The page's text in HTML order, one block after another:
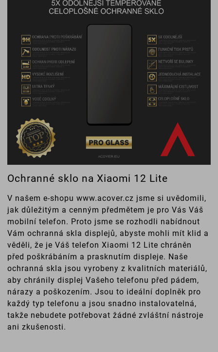
Ochranné sklo na Xiaomi 12 Lite
V našem e-shopu www.acover.cz jsme si uvědomili,
jak důležitým a cenným předmětem je pro Vás Váš
mobilní telefon. Proto jsme se rozhodli nabídnout
Vám ochranná skla displejů, abyste mohli mít klid a
věděli, že je Váš telefon Xiaomi 12 Lite chráněn
před poškrábáním a prasknutím displeje. Naše
ochranná skla jsou vyrobeny z kvalitních materiálů,
aby chránily displej Vašeho telefonu před pádem,
nárazy a poškozením. Jsou to ideální doplněk pro
každý typ telefonu a jsou snadno instalovatelná,
takže nebudete potřebovat žádné zvláštní nástroje
ani zkušenosti.